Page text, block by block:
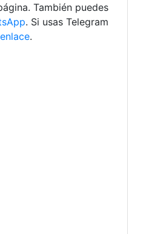
También puedes
. Si usas Telegram
.